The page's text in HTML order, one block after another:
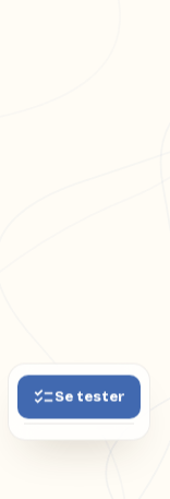
Se tester